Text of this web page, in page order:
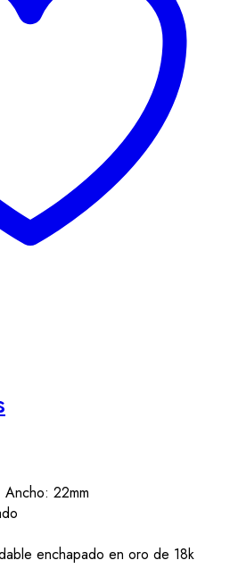
Ancho: 22mm
enchapado en oro de 18k